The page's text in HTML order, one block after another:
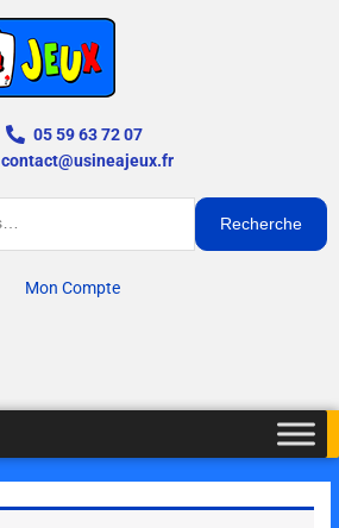
05 59 63 72 07
contact@usineajeux.fr
Recherche
Mon Compte